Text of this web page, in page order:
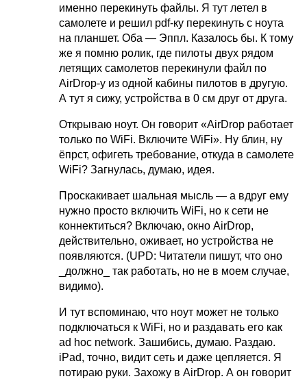
именно перекинуть файлы. Я тут летел в
самолете и решил pdf-ку перекинуть с ноута
на планшет. Оба — Эппл. Казалось бы. К тому
же я помню ролик, где пилоты двух рядом
летящих самолетов перекинули файл по
AirDrop-у из одной кабины пилотов в другую.
А тут я сижу, устройства в 0 см друг от друга.
Открываю ноут. Он говорит «AirDrop работает
только по WiFi. Включите WiFi». Ну блин, ну
ёпрст, офигеть требование, откуда в самолете
WiFi? Загнулась, думаю, идея.
Проскакивает шальная мысль — а вдруг ему
нужно просто включить WiFi, но к сети не
коннектиться? Включаю, окно AirDrop,
действительно, оживает, но устройства не
появляются. (UPD: Читатели пишут, что оно
_должно_ так работать, но не в моем случае,
видимо).
И тут вспоминаю, что ноут может не только
подключаться к WiFi, но и раздавать его как
ad hoc network. Зашибись, думаю. Раздаю.
iPad, точно, видит сеть и даже цепляется. Я
потираю руки. Захожу в AirDrop. А он говорит